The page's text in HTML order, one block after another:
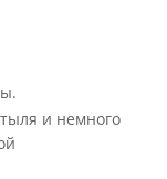
и немного